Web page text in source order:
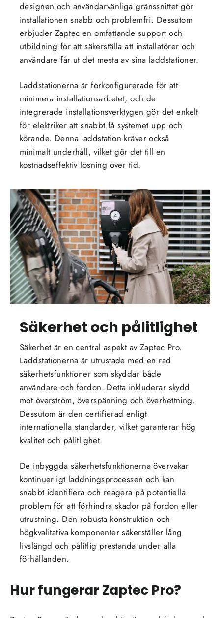
designen och användarvänliga gränssnittet gör
installationen snabb och problemfri. Dessutom
erbjuder Zaptec en omfattande support och
utbildning för att säkerställa att installatörer och
användare får ut det mesta av sina laddstationer.
Laddstationerna är förkonfigurerade för att
minimera installationsarbetet, och de
integrerade installationsverktygen gör det enkelt
för elektriker att snabbt få systemet upp och
körande. Denna laddstation kräver också
minimalt underhåll, vilket gör det till en
kostnadseffektiv lösning över tid.
Säkerhet och pålitlighet
Säkerhet är en central aspekt av Zaptec Pro.
Laddstationerna är utrustade med en rad
säkerhetsfunktioner som skyddar både
användare och fordon. Detta inkluderar skydd
mot överström, överspänning och överhettning.
Dessutom är den certifierad enligt
internationella standarder, vilket garanterar hög
kvalitet och pålitlighet.
De inbyggda säkerhetsfunktionerna övervakar
kontinuerligt laddningsprocessen och kan
snabbt identifiera och reagera på potentiella
problem för att förhindra skador på fordon eller
utrustning. Den robusta konstruktion och
högkvalitativa komponenter säkerställer lång
livslängd och pålitlig prestanda under alla
förhållanden.
Hur fungerar Zaptec Pro?